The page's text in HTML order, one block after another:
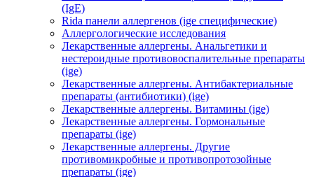
(IgE)
Rida панели аллергенов (ige специфические)
Аллергологические исследования
Лекарственные аллергены. Анальгетики и
нестероидные противовоспалительные препараты
(ige)
Лекарственные аллергены. Антибактериальные
препараты (антибиотики) (ige)
Лекарственные аллергены. Витамины (ige)
Лекарственные аллергены. Гормональные
препараты (ige)
Лекарственные аллергены. Другие
противомикробные и противопротозойные
препараты (ige)